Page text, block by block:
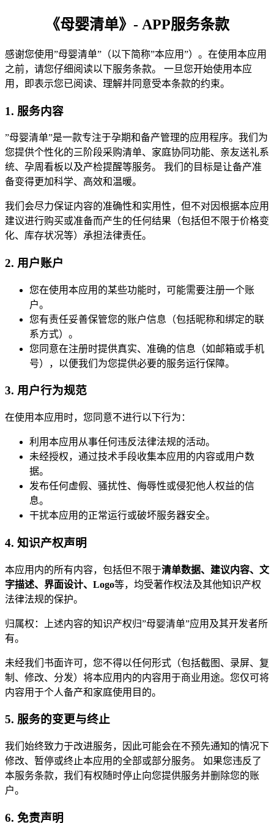
《母婴清单》- APP服务条款
感谢您使用”母婴清单”（以下简称”本应用”）。在使用本应用
之前，请您仔细阅读以下服务条款。 一旦您开始使用本应
用，即表示您已阅读、理解并同意受本条款的约束。
1. 服务内容
”母婴清单”是一款专注于孕期和备产管理的应用程序。我们为
您提供个性化的三阶段采购清单、家庭协同功能、亲友送礼系
统、孕周看板以及产检提醒等服务。 我们的目标是让备产准
备变得更加科学、高效和温暖。
我们会尽力保证内容的准确性和实用性，但不对因根据本应用
建议进行购买或准备而产生的任何结果（包括但不限于价格变
化、库存状况等）承担法律责任。
2. 用户账户
您在使用本应用的某些功能时，可能需要注册一个账
户。
您有责任妥善保管您的账户信息（包括昵称和绑定的联
系方式）。
您同意在注册时提供真实、准确的信息（如邮箱或手机
号），以便我们为您提供必要的服务运行保障。
3. 用户行为规范
在使用本应用时，您同意不进行以下行为：
利用本应用从事任何违反法律法规的活动。
未经授权，通过技术手段收集本应用的内容或用户数
据。
发布任何虚假、骚扰性、侮辱性或侵犯他人权益的信
息。
干扰本应用的正常运行或破坏服务器安全。
4. 知识产权声明
本应用内的所有内容，包括但不限于清单数据、建议内容、文
字描述、界面设计、Logo等，均受著作权法及其他知识产权
法律法规的保护。
归属权：上述内容的知识产权归”母婴清单”应用及其开发者所
有。
未经我们书面许可，您不得以任何形式（包括截图、录屏、复
制、修改、分发）将本应用内的内容用于商业用途。您仅可将
内容用于个人备产和家庭使用目的。
5. 服务的变更与终止
我们始终致力于改进服务，因此可能会在不预先通知的情况下
修改、暂停或终止本应用的全部或部分服务。 如果您违反了
本服务条款，我们有权随时停止向您提供服务并删除您的账
户。
6. 免责声明